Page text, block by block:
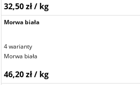
32,50 zł / kg
Morwa biała
4 warianty
Morwa biała
46,20 zł / kg